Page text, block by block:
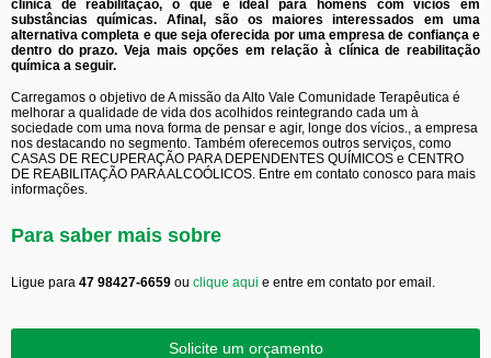
clínica de reabilitação, o que é ideal para homens com vícios em
substâncias químicas. Afinal, são os maiores interessados em uma
alternativa completa e que seja oferecida por uma empresa de confiança e
dentro do prazo. Veja mais opções em relação à clínica de reabilitação
química a seguir.
Carregamos o objetivo de A missão da Alto Vale Comunidade Terapêutica é
melhorar a qualidade de vida dos acolhidos reintegrando cada um à
sociedade com uma nova forma de pensar e agir, longe dos vícios., a empresa
nos destacando no segmento. Também oferecemos outros serviços, como
CASAS DE RECUPERAÇÃO PARA DEPENDENTES QUÍMICOS e CENTRO
DE REABILITAÇÃO PARA ALCOÓLICOS. Entre em contato conosco para mais
informações.
Para saber mais sobre
Ligue para 47 98427-6659 ou clique aqui e entre em contato por email.
Solicite um orçamento